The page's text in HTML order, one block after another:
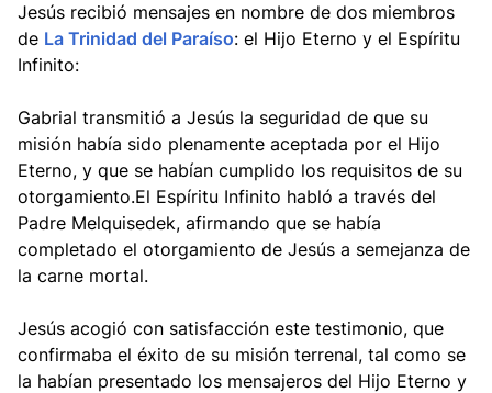
Jesús recibió mensajes en nombre de dos miembros
de La Trinidad del Paraíso: el Hijo Eterno y el Espíritu
Infinito:
Gabrial transmitió a Jesús la seguridad de que su
misión había sido plenamente aceptada por el Hijo
Eterno, y que se habían cumplido los requisitos de su
otorgamiento.El Espíritu Infinito habló a través del
Padre Melquisedek, afirmando que se había
completado el otorgamiento de Jesús a semejanza de
la carne mortal.
Jesús acogió con satisfacción este testimonio, que
confirmaba el éxito de su misión terrenal, tal como se
la habían presentado los mensajeros del Hijo Eterno y